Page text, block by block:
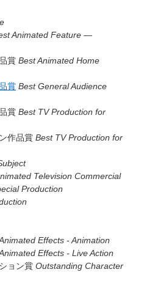
Animated Feature —
賞 Best Animated Home
賞 Best General Audience
賞 Best TV Production for
作品賞 Best TV Production for
Television Commercial
Production
Effects - Animation
Effects - Live Action
ョン賞 Outstanding Character